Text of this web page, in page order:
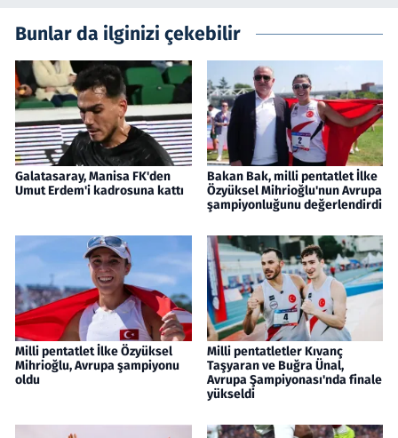
Bunlar da ilginizi çekebilir
Galatasaray, Manisa FK'den
Umut Erdem'i kadrosuna kattı
Bakan Bak, milli pentatlet İlke
Özyüksel Mihrioğlu'nun Avrupa
şampiyonluğunu değerlendirdi
Milli pentatlet İlke Özyüksel
Mihrioğlu, Avrupa şampiyonu
oldu
Milli pentatletler Kıvanç
Taşyaran ve Buğra Ünal,
Avrupa Şampiyonası'nda finale
yükseldi